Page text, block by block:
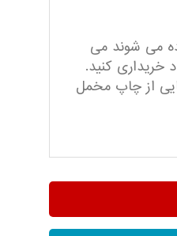
می شوند می
خریداری کنید.
از چاپ مخمل